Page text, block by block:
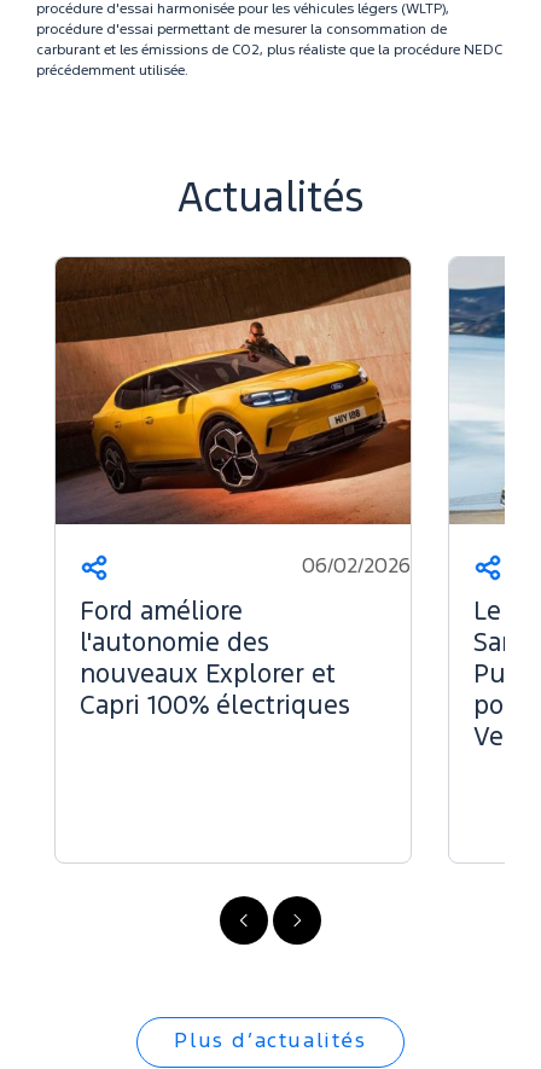
procédure d'essai harmonisée pour les véhicules légers (WLTP),
procédure d'essai permettant de mesurer la consommation de
carburant et les émissions de CO2, plus réaliste que la procédure NEDC
précédemment utilisée.
Actualités
Suivant
Précédent
Partager 06/02/2026
Ford améliore
l'autonomie des
nouveaux Explorer et
Capri 100% électriques
Le
Sans
pour
Plus d’actualités